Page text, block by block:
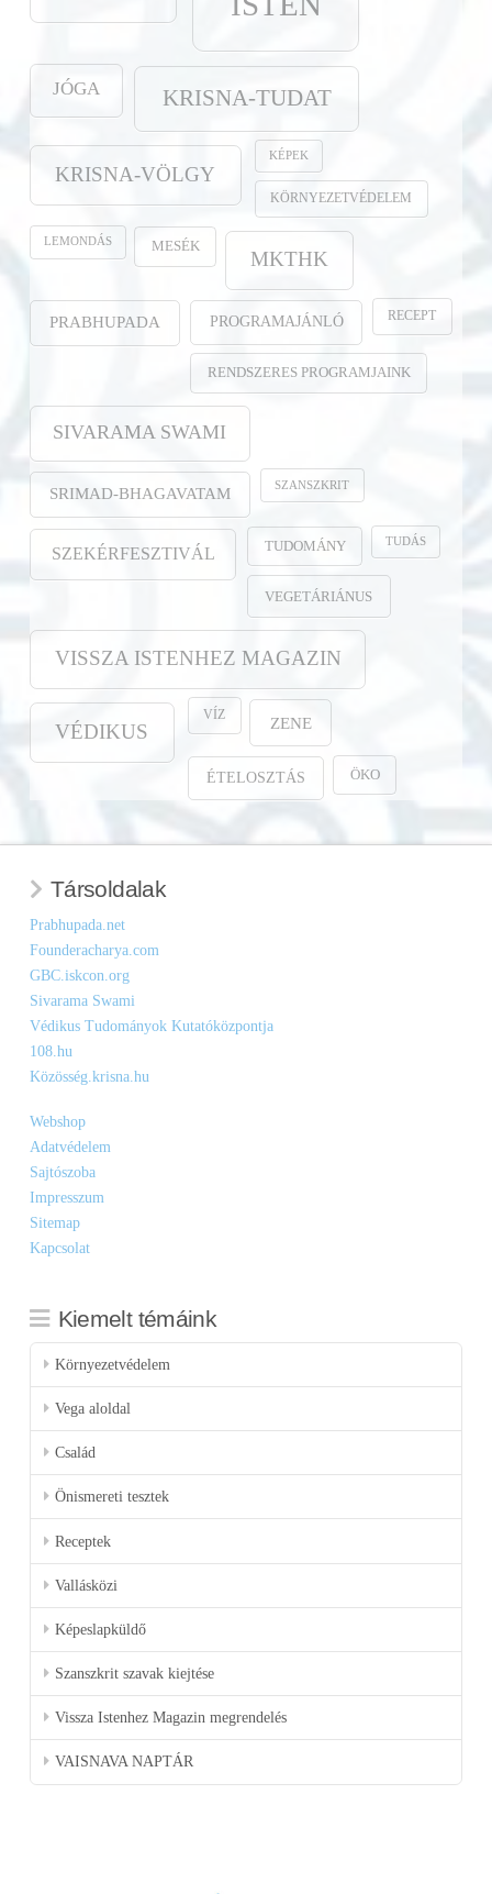
JÓGA KRISNA-TUDAT
KRISNA-VÖLGY
KÉPEK
KÖRNYEZETVÉDELEM
LEMONDÁS MESÉK
MKTHK
PRABHUPADA PROGRAMAJÁNLÓ RECEPT
RENDSZERES PROGRAMJAINK
SIVARAMA SWAMI
SRIMAD-BHAGAVATAM SZANSZKRIT
SZEKÉRFESZTIVÁL TUDOMÁNY TUDÁS
VEGETÁRIÁNUS
VISSZA ISTENHEZ MAGAZIN
VÉDIKUS
VÍZ ZENE
ÉTELOSZTÁS ÖKO
Társoldalak
Prabhupada.net
Founderacharya.com
GBC.iskcon.org
Sivarama Swami
Védikus Tudományok Kutatóközpontja
108.hu
Közösség.krisna.hu
Webshop
Adatvédelem
Sajtószoba
Impresszum
Sitemap
Kapcsolat
Kiemelt témáink
Környezetvédelem
Vega aloldal
Család
Önismereti tesztek
Receptek
Vallásközi
Képeslapküldő
Szanszkrit szavak kiejtése
Vissza Istenhez Magazin megrendelés
VAISNAVA NAPTÁR